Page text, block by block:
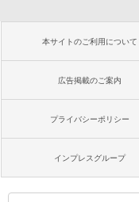
本サイトのご利用について
広告掲載のご案内
プライバシーポリシー
インプレスグループ